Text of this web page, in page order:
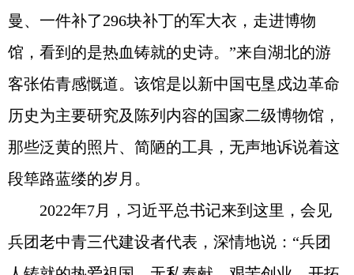
曼、一件补了296块补丁的军大衣，走进博物
馆，看到的是热血铸就的史诗。”来自湖北的游
客张佑青感慨道。该馆是以新中国屯垦戍边革命
历史为主要研究及陈列内容的国家二级博物馆，
那些泛黄的照片、简陋的工具，无声地诉说着这
段筚路蓝缕的岁月。
2022年7月，习近平总书记来到这里，会见
兵团老中青三代建设者代表，深情地说：“兵团